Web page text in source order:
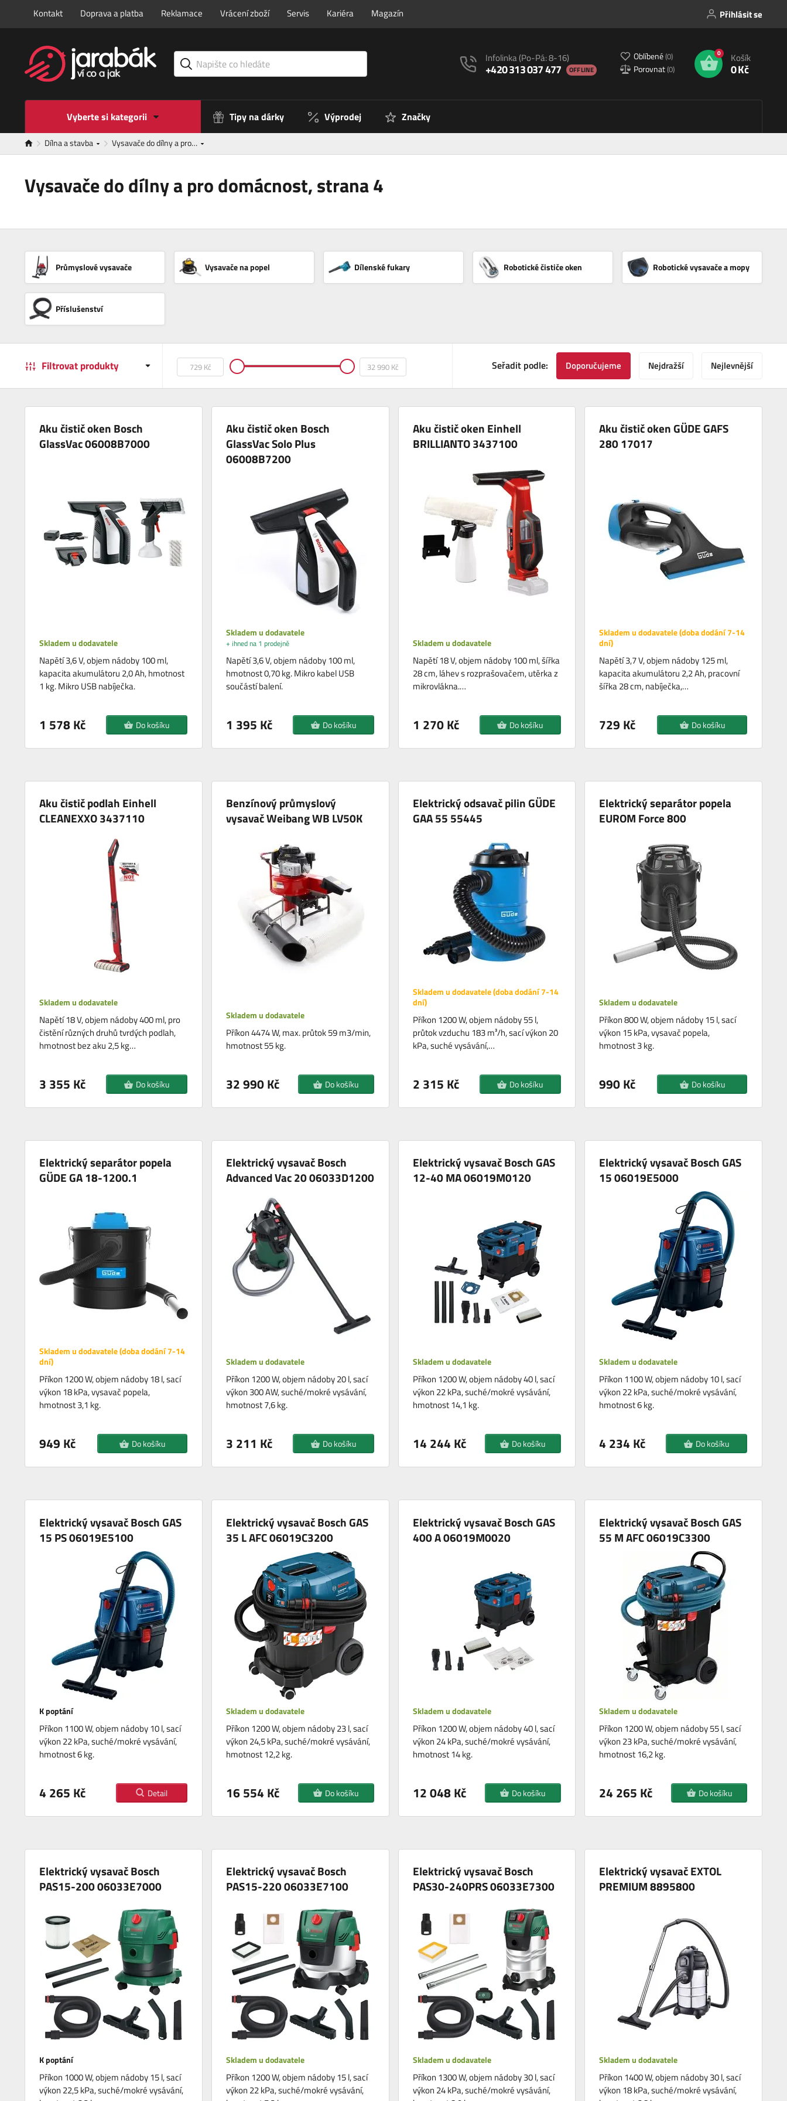
Kontakt Doprava a platba Reklamace Vrácení zboží Servis Kariéra Magazín Přihlásit se
Infolinka(Po-Pá: 8-16)
+420 313 037 477 OFFLINE
Oblíbené(0)
Porovnat(0)
0 Košík
0 Kč
Vyberte si kategorii Tipy na dárky Výprodej Značky
Dílna a stavba Vysavače do dílny a pro…
Vysavače do dílny a pro domácnost, strana 4
Průmyslové vysavače Vysavače na popel Dílenské fukary Robotické čističe oken Robotické vysavače a mopy
Příslušenství
Filtrovat produkty Seřadit podle: Doporučujeme Nejdražší Nejlevnější
Aku čistič oken Bosch
GlassVac 06008B7000
Skladem u dodavatele
Napětí 3,6 V, objem nádoby 100 ml,
kapacita akumulátoru 2,0 Ah, hmotnost
1 kg. Mikro USB nabíječka.
1 578 Kč Do košíku
Aku čistič oken Bosch
GlassVac Solo Plus
06008B7200
Skladem u dodavatele
+ ihned na 1 prodejně
Napětí 3,6 V, objem nádoby 100 ml,
hmotnost 0,70 kg. Mikro kabel USB
součástí balení.
1 395 Kč Do košíku
Aku čistič oken Einhell
BRILLIANTO 3437100
Skladem u dodavatele
Napětí 18 V, objem nádoby 100 ml, šířka
28 cm, láhev s rozprašovačem, utěrka z
mikrovlákna.…
1 270 Kč Do košíku
Aku čistič oken GÜDE GAFS
280 17017
Skladem u dodavatele (doba dodání 7-14
dní)
Napětí 3,7 V, objem nádoby 125 ml,
kapacita akumulátoru 2,2 Ah, pracovní
šířka 28 cm, nabíječka,…
729 Kč Do košíku
Aku čistič podlah Einhell
CLEANEXXO 3437110
Skladem u dodavatele
Napětí 18 V, objem nádoby 400 ml, pro
čistění různých druhů tvrdých podlah,
hmotnost bez aku 2,5 kg…
3 355 Kč Do košíku
Benzínový průmyslový
vysavač Weibang WB LV50K
Skladem u dodavatele
Příkon 4474 W, max. průtok 59 m3/min,
hmotnost 55 kg.
32 990 Kč Do košíku
Elektrický odsavač pilin GÜDE
GAA 55 55445
Skladem u dodavatele (doba dodání 7-14
dní)
Příkon 1200 W, objem nádoby 55 l,
průtok vzduchu 183 m³/h, sací výkon 20
kPa, suché vysávání,…
2 315 Kč Do košíku
Elektrický separátor popela
EUROM Force 800
Skladem u dodavatele
Příkon 800 W, objem nádoby 15 l, sací
výkon 15 kPa, vysavač popela,
hmotnost 3 kg.
990 Kč Do košíku
Elektrický separátor popela
GÜDE GA 18-1200.1
Skladem u dodavatele (doba dodání 7-14
dní)
Příkon 1200 W, objem nádoby 18 l, sací
výkon 18 kPa, vysavač popela,
hmotnost 3,1 kg.
949 Kč Do košíku
Elektrický vysavač Bosch
Advanced Vac 20 06033D1200
Skladem u dodavatele
Příkon 1200 W, objem nádoby 20 l, sací
výkon 300 AW, suché/mokré vysávání,
hmotnost 7,6 kg.
3 211 Kč Do košíku
Elektrický vysavač Bosch GAS
12-40 MA 06019M0120
Skladem u dodavatele
Příkon 1200 W, objem nádoby 40 l, sací
výkon 22 kPa, suché/mokré vysávání,
hmotnost 14,1 kg.
14 244 Kč Do košíku
Elektrický vysavač Bosch GAS
15 06019E5000
Skladem u dodavatele
Příkon 1100 W, objem nádoby 10 l, sací
výkon 22 kPa, suché/mokré vysávání,
hmotnost 6 kg.
4 234 Kč Do košíku
Elektrický vysavač Bosch GAS
15 PS 06019E5100
K poptání
Příkon 1100 W, objem nádoby 10 l, sací
výkon 22 kPa, suché/mokré vysávání,
hmotnost 6 kg.
4 265 Kč Detail
Elektrický vysavač Bosch GAS
35 L AFC 06019C3200
Skladem u dodavatele
Příkon 1200 W, objem nádoby 23 l, sací
výkon 24,5 kPa, suché/mokré vysávání,
hmotnost 12,2 kg.
16 554 Kč Do košíku
Elektrický vysavač Bosch GAS
400 A 06019M0020
Skladem u dodavatele
Příkon 1200 W, objem nádoby 40 l, sací
výkon 24 kPa, suché/mokré vysávání,
hmotnost 14 kg.
12 048 Kč Do košíku
Elektrický vysavač Bosch GAS
55 M AFC 06019C3300
Skladem u dodavatele
Příkon 1200 W, objem nádoby 55 l, sací
výkon 23 kPa, suché/mokré vysávání,
hmotnost 16,2 kg.
24 265 Kč Do košíku
Elektrický vysavač Bosch
PAS15-200 06033E7000
K poptání
Příkon 1000 W, objem nádoby 15 l, sací
výkon 22,5 kPa, suché/mokré vysávání,
Elektrický vysavač Bosch
PAS15-220 06033E7100
Skladem u dodavatele
Příkon 1200 W, objem nádoby 15 l, sací
výkon 22 kPa, suché/mokré vysávání,
Elektrický vysavač Bosch
PAS30-240PRS 06033E7300
Skladem u dodavatele
Příkon 1300 W, objem nádoby 30 l, sací
výkon 24 kPa, suché/mokré vysávání,
Elektrický vysavač EXTOL
PREMIUM 8895800
Skladem u dodavatele
Příkon 1400 W, objem nádoby 30 l, sací
výkon 18 kPa, suché/mokré vysávání,